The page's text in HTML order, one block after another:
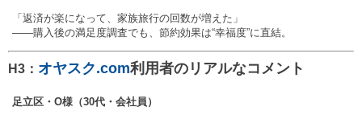
「返済が楽になって、家族旅行の回数が増えた」
——購入後の満足度調査でも、節約効果は“幸福度”に直結。
H3： オヤスク.com利用者のリアルなコメント
足立区・O様（30代・会社員）